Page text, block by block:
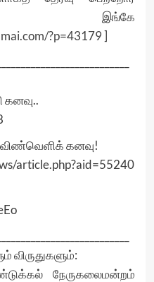
இங்கே
?p=43179]
விண்வெளிக் கனவு!
article.php?aid=55240
விருதுகளும்:
நேருகலைமன்றம்